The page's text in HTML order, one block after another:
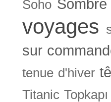
Soho Sombre
voyages
sur
tenue d'hiver
Titanic Topkapı